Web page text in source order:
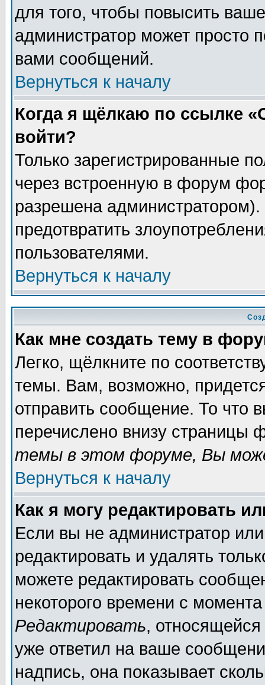
для того, чтобы повысить
администратор может просто
вами сообщений.
Вернуться к началу
Когда я щёлкаю по ссылке
войти?
Только зарегистрированные
через встроенную в форум
разрешена
предотвратить
пользователями.
Вернуться к началу
Как мне создать тему в
Легко, щёлкните по
темы. Вам, возможно,
отправить сообщение. То что
перечислено внизу страницы
темы в этом форуме, Вы
Вернуться к началу
Как я могу редактировать
Если вы не администратор
редактировать и удалять
можете редактировать
некоторого времени с
Редактировать,
уже ответил на ваше
надпись, она показывает